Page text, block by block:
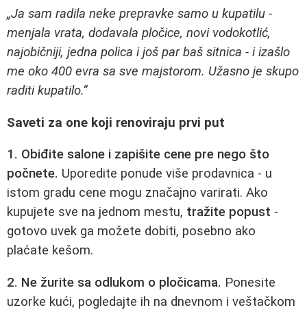
„Ja sam radila neke prepravke samo u kupatilu -
menjala vrata, dodavala pločice, novi vodokotlić,
najobičniji, jedna polica i još par baš sitnica - i izašlo
me oko 400 evra sa sve majstorom. Užasno je skupo
raditi kupatilo.“
Saveti za one koji renoviraju prvi put
1. Obiđite salone i zapišite cene pre nego što
počnete. Uporedite ponude više prodavnica - u
istom gradu cene mogu značajno varirati. Ako
kupujete sve na jednom mestu, tražite popust -
gotovo uvek ga možete dobiti, posebno ako
plaćate kešom.
2. Ne žurite sa odlukom o pločicama. Ponesite
uzorke kući, pogledajte ih na dnevnom i veštačkom